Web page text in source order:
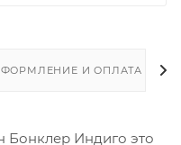
И ОПЛАТА
Индиго это